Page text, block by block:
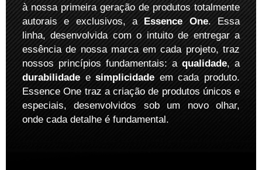
à nossa primeira geração de produtos totalmente
autorais e exclusivos, a Essence One. Essa
linha, desenvolvida com o intuito de entregar a
essência de nossa marca em cada projeto, traz
nossos princípios fundamentais: a qualidade, a
durabilidade esimplicidade em cada produto.
Essence One traz a criação de produtos únicos e
especiais, desenvolvidos sob um novo olhar,
onde cada detalhe é fundamental.